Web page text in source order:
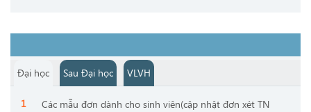
Đại học Sau Đại học VLVH
Các mẫu đơn dành cho sinh viên(cập nhật đơn xét TN